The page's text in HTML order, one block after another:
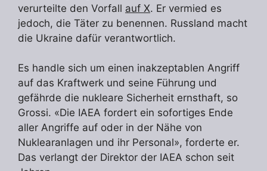
verurteilte den Vorfall auf X. Er vermied es
jedoch, die Täter zu benennen. Russland macht
die Ukraine dafür verantwortlich.
Es handle sich um einen inakzeptablen Angriff
auf das Kraftwerk und seine Führung und
gefährde die nukleare Sicherheit ernsthaft, so
Grossi. «Die IAEA fordert ein sofortiges Ende
aller Angriffe auf oder in der Nähe von
Nuklearanlagen und ihr Personal», forderte er.
Das verlangt der Direktor der IAEA schon seit